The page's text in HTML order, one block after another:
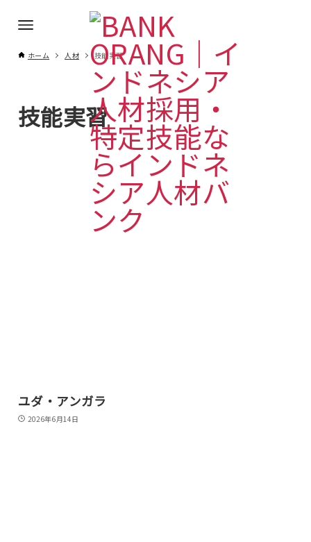
ホーム 人材 技能実習
技能実習
ユダ・アンガラ
2026年6月14日